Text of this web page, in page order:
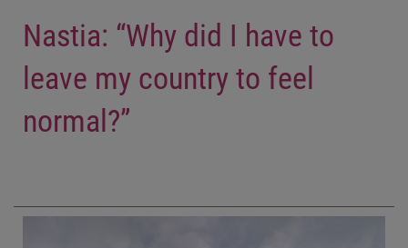
Nastia: “Why did I have to
leave my country to feel
normal?”